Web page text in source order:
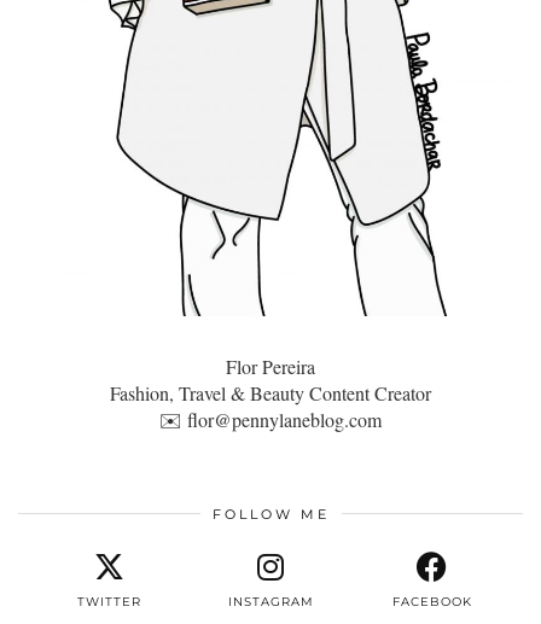
Flor Pereira
Fashion, Travel & Beauty Content Creator
✉️ flor@pennylaneblog.com
FOLLOW ME
TWITTER INSTAGRAM FACEBOOK